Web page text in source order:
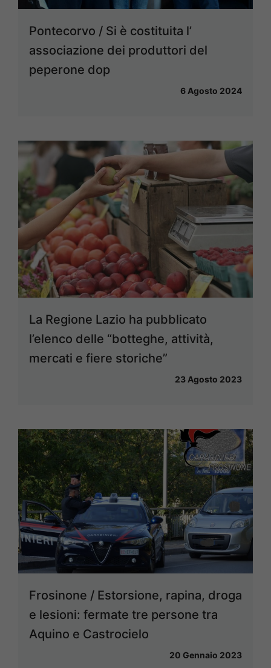
Pontecorvo / Si è costituita l’
associazione dei produttori del
peperone dop
6 Agosto 2024
La Regione Lazio ha pubblicato
l’elenco delle “botteghe, attività,
mercati e fiere storiche”
23 Agosto 2023
Frosinone / Estorsione, rapina, droga
e lesioni: fermate tre persone tra
Aquino e Castrocielo
20 Gennaio 2023